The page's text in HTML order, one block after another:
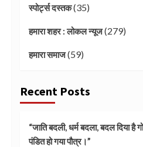
स्पोर्ट्स दस्तक(35)
हमारा शहर : लोकल न्यूज(279)
हमारा समाज(59)
Recent Posts
“जाति बदली, धर्म बदला, बदल दिया है
पंडित हो गया पौत्र।”